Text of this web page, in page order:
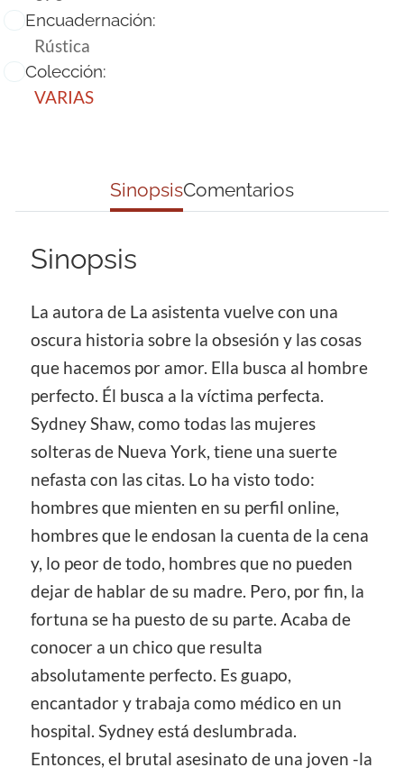
Encuadernación:
Rústica
Colección:
VARIAS
SinopsisComentarios
Sinopsis
La autora de La asistenta vuelve con una
oscura historia sobre la obsesión y las cosas
que hacemos por amor. Ella busca al hombre
perfecto. Él busca a la víctima perfecta.
Sydney Shaw, como todas las mujeres
solteras de Nueva York, tiene una suerte
nefasta con las citas. Lo ha visto todo:
hombres que mienten en su perfil online,
hombres que le endosan la cuenta de la cena
y, lo peor de todo, hombres que no pueden
dejar de hablar de su madre. Pero, por fin, la
fortuna se ha puesto de su parte. Acaba de
conocer a un chico que resulta
absolutamente perfecto. Es guapo,
encantador y trabaja como médico en un
hospital. Sydney está deslumbrada.
Entonces, el brutal asesinato de una joven -la